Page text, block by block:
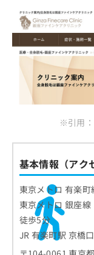
※引用
基本情報（アク
東京メトロ 有楽
東京メトロ 銀座
徒歩5分
JR 有楽町駅 京橋